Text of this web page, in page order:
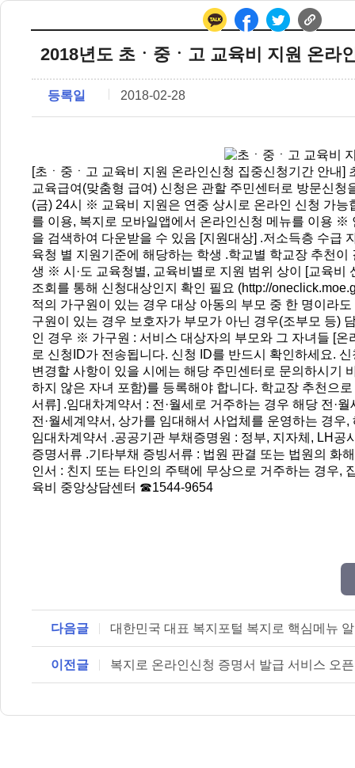
2018년도 초ㆍ중ㆍ고 교육비 지원 온라
등록일 2018-02-28
[초ㆍ중ㆍ고 교육비 지원 온라인신청 집중신청기간 안내
교육급여(맞춤형 급여) 신청은 관할 주민센터로 방문신
(금) 24시 ※ 교육비 지원은 연중 상시로 온라인 신청 가
를 이용, 복지로 모바일앱에서 온라인신청 메뉴를 이용
을 검색하여 다운받을 수 있음 [지원대상] .저소득층 수급
육청 별 지원기준에 해당하는 학생 .학교별 학교장 추천
생 ※ 시·도 교육청별, 교육비별로 지원 범위 상이 [교육비
조회를 통해 신청대상인지 확인 필요 (http://
적의 가구원이 있는 경우 대상 아동의 부모 중 한 명이라
구원이 있는 경우 보호자가 부모가 아닌 경우(조부모 등)
인 경우 ※ 가구원 : 서비스 대상자의 부모와 그 자녀들 [
로 신청ID가 전송됩니다. 신청 ID를 반드시 확인하세요.
변경할 사항이 있을 시에는 해당 주민센터로 문의하시기
하지 않은 자녀 포함)를 등록해야 합니다. 학교장 추천으
서류] .임대차계약서 : 전·월세로 거주하는 경우 해당 전·
전·월세계약서, 상가를 임대해서 사업체를 운영하는 경
임대차계약서 .공공기관 부채증명원 : 정부, 지자체, LH
증명서류 .기타부채 증빙서류 : 법원 판결 또는 법원의 화
인서 : 친지 또는 타인의 주택에 무상으로 거주하는 경우,
육비 중앙상담센터 ☎1544-9654
다음글 대한민국 대표 복지포털 복지로 핵심메뉴
이전글 복지로 온라인신청 증명서 발급 서비스 오